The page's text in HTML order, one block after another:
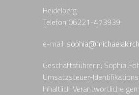
Heidelberg
Telefon 06221-473939
e-mail:
Geschäftsführerin: Sophia
Umsatzsteuer-
Inhaltlich Verantwortliche